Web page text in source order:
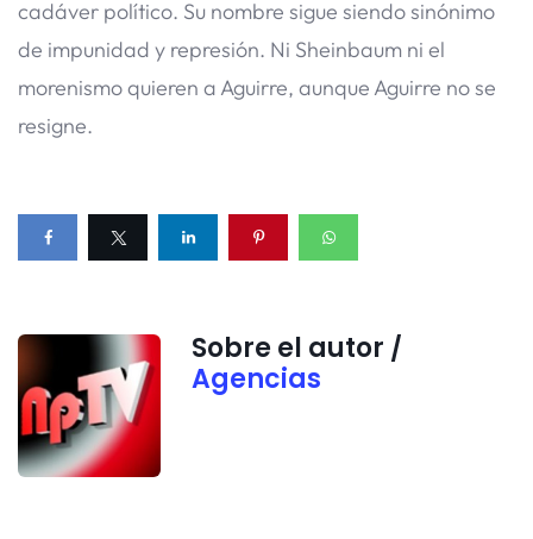
cadáver político. Su nombre sigue siendo sinónimo
de impunidad y represión. Ni Sheinbaum ni el
morenismo quieren a Aguirre, aunque Aguirre no se
resigne.
Sobre el autor /
Agencias